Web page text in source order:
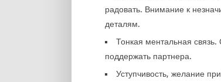
радовать. Внимание к
деталям.
Тонкая ментальная связь.
поддержать партнера.
Уступчивость, желание